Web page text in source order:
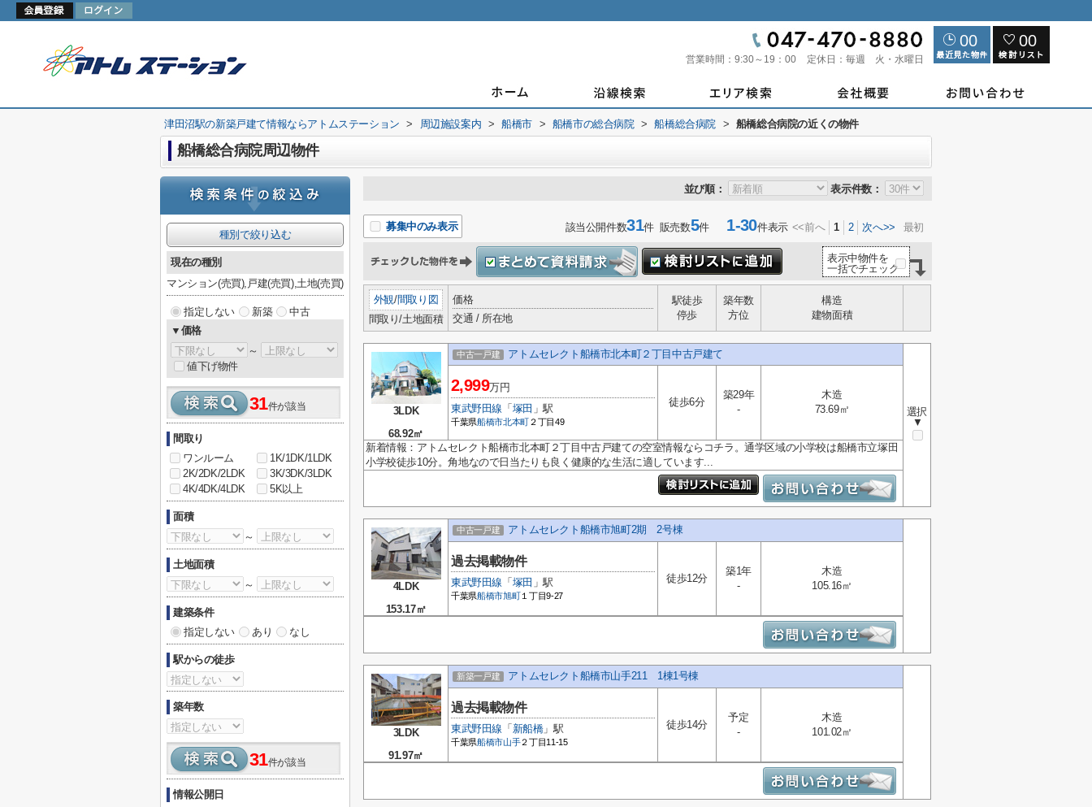
営業時間： 9:30～19：00 定休日： 毎週 火・水曜日
00 00
津田沼駅の新築戸建て情報ならアトムステーション > 周辺施設案内 > 船橋市 > 船橋市の総合病院 > 船橋総合病院 > 船橋総合病院の近くの物件
船橋総合病院周辺物件
並び順： 表示件数：
募集中のみ表示 該当公開件数31件 販売数5件1-30件表示 <<前へ 1 2 次へ>> 最初
表示中物件を
一括でチェック
外観/間取り図
間取り/土地面積
価格
交通 / 所在地
駅徒歩
停歩
築年数
方位
構造
建物面積
3LDK
68.92㎡
中古一戸建 アトムセレクト船橋市北本町２丁目中古戸建て
選択
▼
2,999万円
東武野田線 「 塚田 」駅
千葉県船橋市北本町 ２丁目49
徒歩6分
築29年
-
木造
73.69㎡
新着情報：アトムセレクト船橋市北本町２丁目中古戸建ての空室情報ならコチラ。通学区域の小学校は船橋市立塚田
小学校徒歩10分。角地なので日当たりも良く健康的な生活に適しています...
4LDK
153.17㎡
中古一戸建 アトムセレクト船橋市旭町2期 2号棟
過去掲載物件
東武野田線 「 塚田 」駅
千葉県船橋市旭町 １丁目9-27
徒歩12分
築1年
-
木造
105.16㎡
3LDK
91.97㎡
新築一戸建 アトムセレクト船橋市山手211 1棟1号棟
過去掲載物件
東武野田線 「 新船橋」駅
千葉県船橋市山手２丁目11-15
徒歩14分
予定
-
木造
101.02㎡
種別で絞り込む
現在の種別
マンション(売買),戸建(売買),土地(売買)
指定しない 新築
中古
▼価格
～
値下げ物件
31件が該当
間取り
ワンルーム
1K/1DK/1LDK
2K/2DK/2LDK
3K/3DK/3LDK
4K/4DK/4LDK
5K以上
面積
～
土地面積
～
建築条件
指定しない
あり なし
駅からの徒歩
築年数
31件が該当
情報公開日